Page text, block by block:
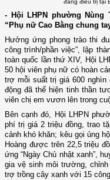
- Hội LHPN phường
“Phụ nữ Cao Bằng chung
Hưởng ứng phong trào thi
công trình/phần việc”, lập
toàn quốc lần thứ XIV, Hội
50 hội viên phụ nữ có hoàn
trợ mỗi suất trị giá 600 nghìn
động đã thể hiện tinh thần
viên chị em vươn lên trong
Bên cạnh đó, Hội LHPN
phí trị giá 2 triệu đồng, trao
cảnh khó khăn; kêu gọi ủng
Hoàng được trên 22,5 triệu
ứng “Ngày Chủ nhật xanh”,
gia vệ sinh môi trường,
trợ trồng cây xanh với 15